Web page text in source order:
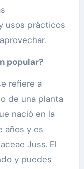
usos prácticos
popular?
refiere a
de una planta
nació en la
años y es
Juss. El
y puedes